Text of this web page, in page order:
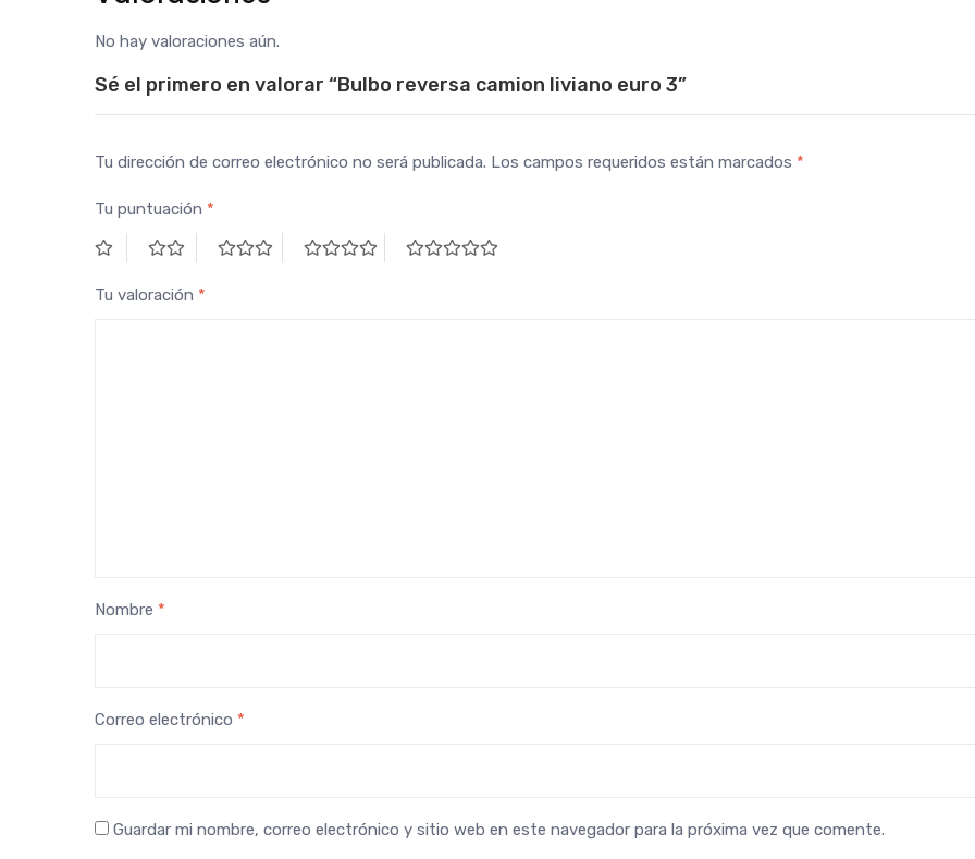
No hay valoraciones aún.
Sé el primero en valorar “Bulbo reversa camion liviano euro 3”
Tu dirección de correo electrónico no será publicada. Los campos requeridos están marcados *
Tu puntuación *
Tu valoración *
Nombre *
Correo electrónico *
Guardar mi nombre, correo electrónico y sitio web en este navegador para la próxima vez que comente.